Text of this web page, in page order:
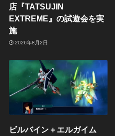
店『TATSUJIN
EXTREME』の試遊会を実
施
2026年8月2日
ビルバイン＋エルガイム